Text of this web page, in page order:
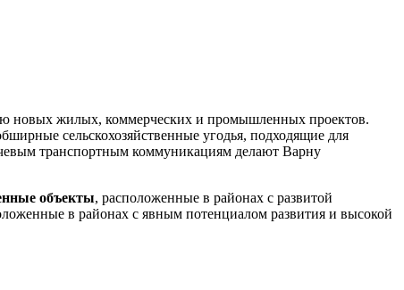
новых жилых, коммерческих и промышленных проектов.
сельскохозяйственные угодья, подходящие для
транспортным коммуникациям делают Варну
объекты, расположенные в районах с развитой
в районах с явным потенциалом развития и высокой